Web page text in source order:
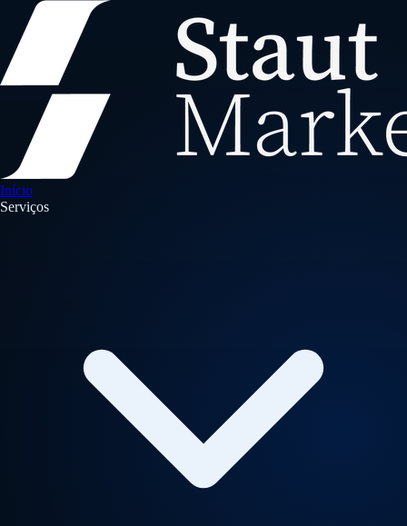
Início
Serviços